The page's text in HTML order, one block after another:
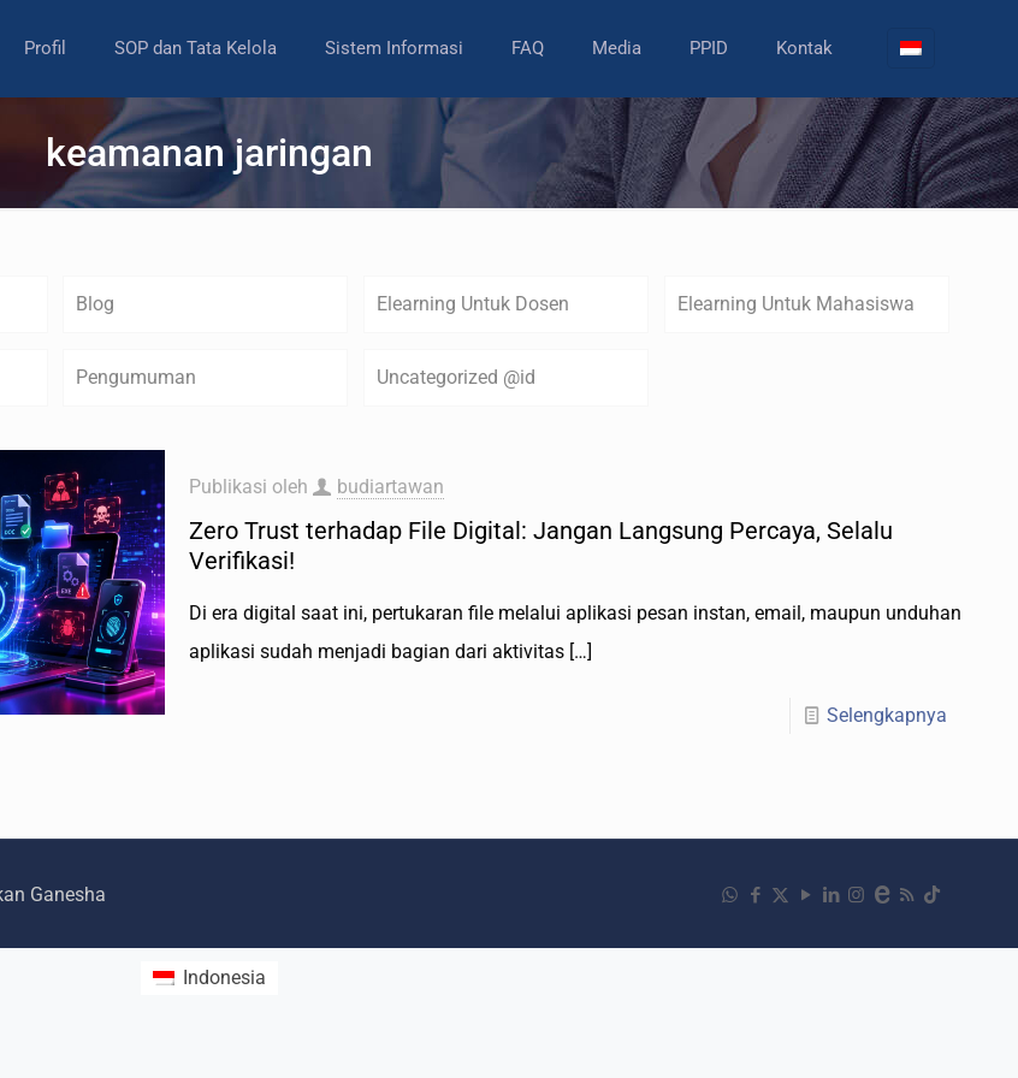
Profil SOP dan Tata Kelola Sistem Informasi FAQ Media PPID Kontak
keamanan jaringan
Blog Elearning Untuk Dosen Elearning Untuk Mahasiswa
Pengumuman Uncategorized @id
Publikasi oleh budiartawan
Zero Trust terhadap File Digital: Jangan Langsung Percaya, Selalu
Verifikasi!
Di era digital saat ini, pertukaran file melalui aplikasi pesan instan, email, maupun unduhan
aplikasi sudah menjadi bagian dari aktivitas[…]
Selengkapnya
Ganesha
Indonesia